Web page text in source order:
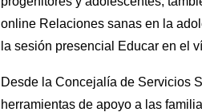
online Relaciones sanas en la
la sesión presencial Educar en el
Desde la Concejalía de Servicios
herramientas de apoyo a las